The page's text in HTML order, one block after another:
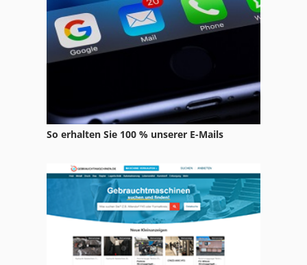
Schwerlast
Schwerlast Transportrollen
So erhalten Sie 100 % unserer E-Mails